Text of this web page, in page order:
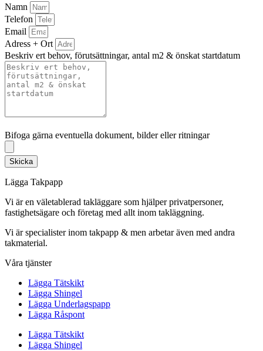
Namn
Telefon
Email
Adress + Ort
Beskriv ert behov, förutsättningar, antal m2 & önskat startdatum
Bifoga gärna eventuella dokument, bilder eller ritningar
Skicka
Lägga Takpapp
Vi är en väletablerad takläggare som hjälper privatpersoner,
fastighetsägare och företag med allt inom takläggning.
Vi är specialister inom takpapp & men arbetar även med andra
takmaterial.
Våra tjänster
Lägga Tätskikt
Lägga Shingel
Lägga Underlagspapp
Lägga Råspont
Lägga Tätskikt
Lägga Shingel